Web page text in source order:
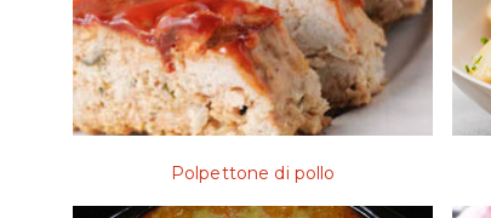
Polpettone di pollo